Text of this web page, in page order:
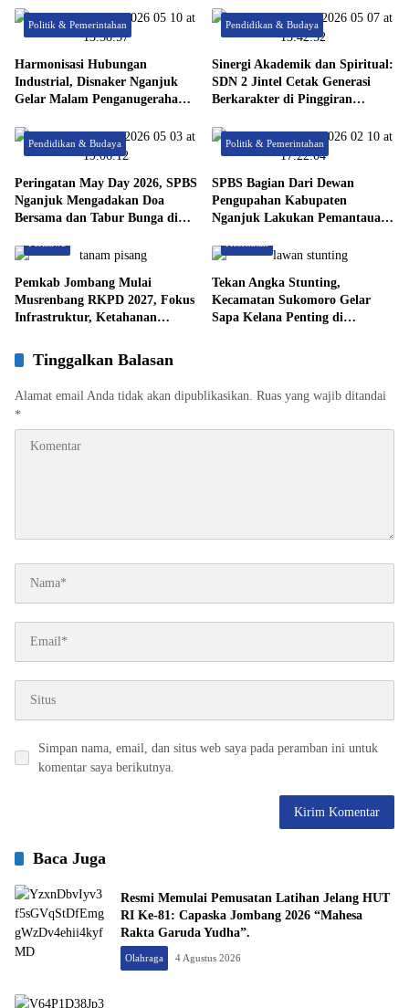
Politik & Pemerintahan
Harmonisasi Hubungan
Industrial, Disnaker Nganjuk
Gelar Malam Penganugerahan
Pendidikan & Budaya
Sinergi Akademik dan Spiritual:
SDN 2 Jintel Cetak Generasi
Berkarakter di Pinggiran
Pendidikan & Budaya
Peringatan May Day 2026, SPBS
Nganjuk Mengadakan Doa
Bersama dan Tabur Bunga di
Politik & Pemerintahan
SPBS Bagian Dari Dewan
Pengupahan Kabupaten
Nganjuk Lakukan Pemantauan
Pemkab Jombang Mulai
Musrenbang RKPD 2027, Fokus
Infrastruktur, Ketahanan
Ekonomi Desa
Tekan Angka Stunting,
Kecamatan Sukomoro Gelar
Sapa Kelana Penting di
Tinggalkan Balasan
Alamat email Anda tidak akan dipublikasikan. Ruas yang wajib ditandai
*
Simpan nama, email, dan situs web saya pada peramban ini untuk
komentar saya berikutnya.
Baca Juga
Resmi Memulai Pemusatan Latihan Jelang HUT
RI Ke-81: Capaska Jombang 2026 “Mahesa
Rakta Garuda Yudha”.
Olahraga 4 Agustus 2026